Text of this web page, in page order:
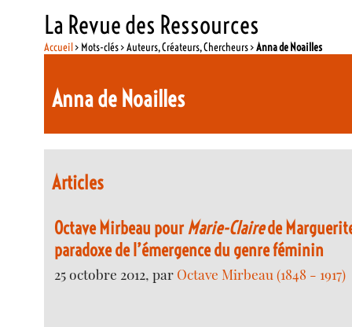
La Revue des Ressources
Accueil> Mots-clés > Auteurs, Créateurs, Chercheurs >Anna de Noailles
Anna de Noailles
Articles
Octave Mirbeau pourMarie-Clairede
paradoxe de l’émergence du genre féminin
25 octobre 2012, par Octave Mirbeau (1848 - 1917)